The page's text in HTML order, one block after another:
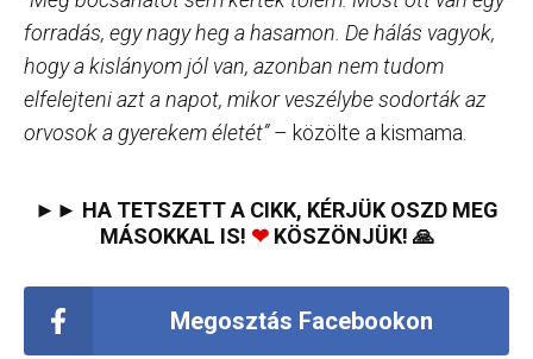
forradás, egy nagy heg a hasamon. De hálás vagyok,
hogy a kislányom jól van, azonban nem tudom
elfelejteni azt a napot, mikor veszélybe sodorták az
orvosok a gyerekem életét”– közölte a kismama.
►► HA TETSZETT A CIKK, KÉRJÜK OSZD MEG
MÁSOKKAL IS! ❤KÖSZÖNJÜK! 🙏
Megosztás Facebookon